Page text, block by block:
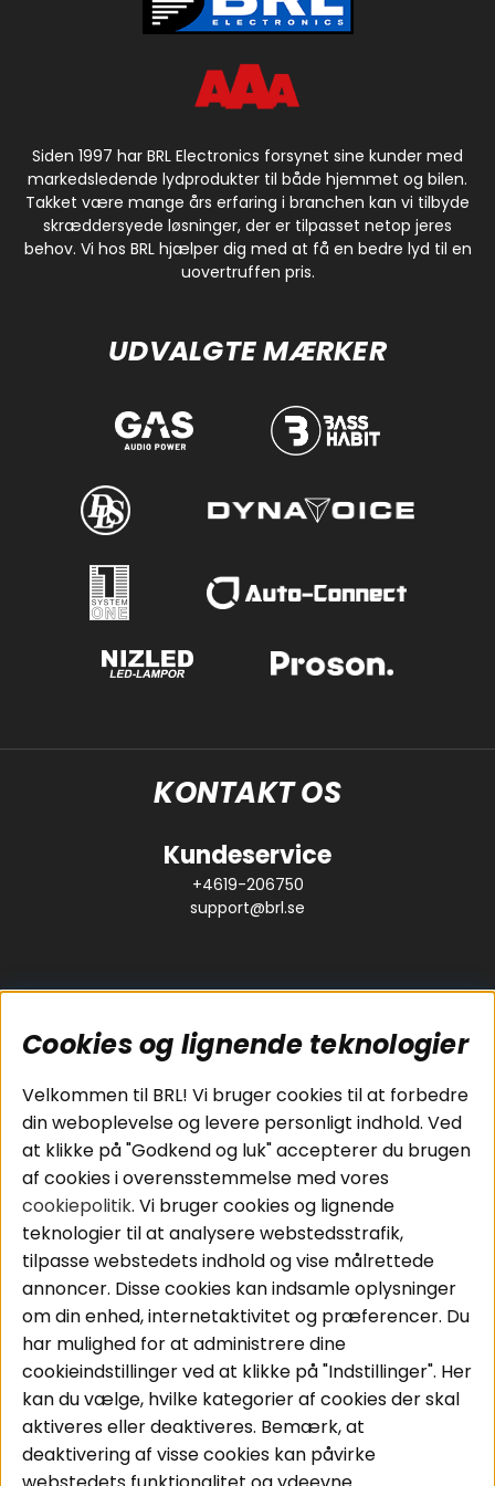
Strøm: 8 til 18 V
Siden 1997 har BRL Electronics forsynet sine kunder med
markedsledende lydprodukter til både hjemmet og bilen.
Takket være mange års erfaring i branchen kan vi tilbyde
skræddersyede løsninger, der er tilpasset netop jeres
behov. Vi hos BRL hjælper dig med at få en bedre lyd til en
uovertruffen pris.
UDVALGTE MÆRKER
KONTAKT OS
Kundeservice
+4619-206750
support@brl.se
Populære sider
Pakkeløsninger
Bilstereo
Højttalere
Forstærker
Smartphone
Tilbehør
Kabler
Kundeservice
Cookies
Handelsbetingelser
Personvernpolicy
Service / Garanti /
Retur
Områder
Bilstereo
Hjemmestereo
S
g på din bil
Følg os
Instagram
Facebook
Youtube
Cookies og lignende teknologier
Velkommen til BRL! Vi bruger cookies til at forbedre
din weboplevelse og levere personligt indhold. Ved
at klikke på "Godkend og luk" accepterer du brugen
af cookies i overensstemmelse med vores
cookiepolitik. Vi bruger cookies og lignende
teknologier til at analysere webstedsstrafik,
tilpasse webstedets indhold og vise målrettede
annoncer. Disse cookies kan indsamle oplysninger
om din enhed, internetaktivitet og præferencer. Du
har mulighed for at administrere dine
cookieindstillinger ved at klikke på "Indstillinger". Her
kan du vælge, hvilke kategorier af cookies der skal
aktiveres eller deaktiveres. Bemærk, at
deaktivering af visse cookies kan påvirke